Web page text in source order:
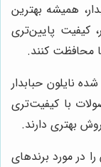
همیشه بهترین
کیفیت پایین‌تری
محافظت کنند.
نایلون حبابدار
با کیفیت‌تری
بهتری دارند.
در مورد برندهای